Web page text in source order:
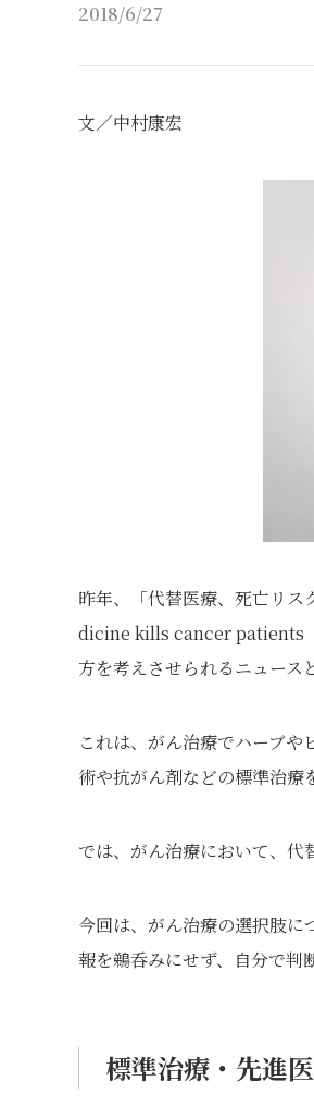
2018/6/27
文／中村康宏
昨年、「代替医療、死亡リ
dicine kills cancer patients
方を考えさせられるニュース
これは、がん治療でハーブ
術や抗がん剤などの標準治
では、がん治療において、
今回は、がん治療の選択肢に
報を鵜呑みにせず、自分で判
標準治療・先進